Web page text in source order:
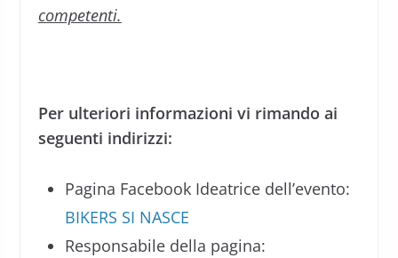
competenti.
Per ulteriori informazioni vi rimando ai
seguenti indirizzi:
Pagina Facebook Ideatrice dell’evento:
BIKERS SI NASCE
Responsabile della pagina: